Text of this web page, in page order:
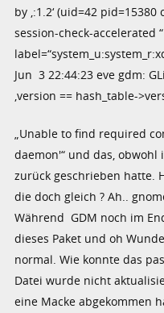
by ‚:1.2‘ (uid=42
session-check-accelerated “
Jun 3 22:44:23 eve gdm:
‚version == hash_table-
„Unable to find required
daemon'“ und das,
zurück geschrieben hatte.
die doch gleich ? Ah..
Während GDM noch im
dieses Paket und oh
normal. Wie konnte das
Datei wurde nicht
eine Macke abgekommen